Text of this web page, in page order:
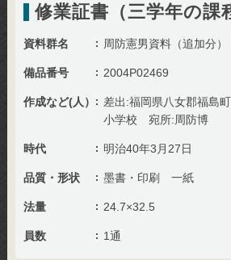
修業証書（三学年の課
資料群名 周防憲男資料（追加分
備品番号 2004P02469
作成など(人）
差出:福岡県八女郡福島
小学校 宛所:周防博
時代 明治40年3月27日
品質・形状 墨書・印刷 一紙
法量 24.7×32.5
員数 1通